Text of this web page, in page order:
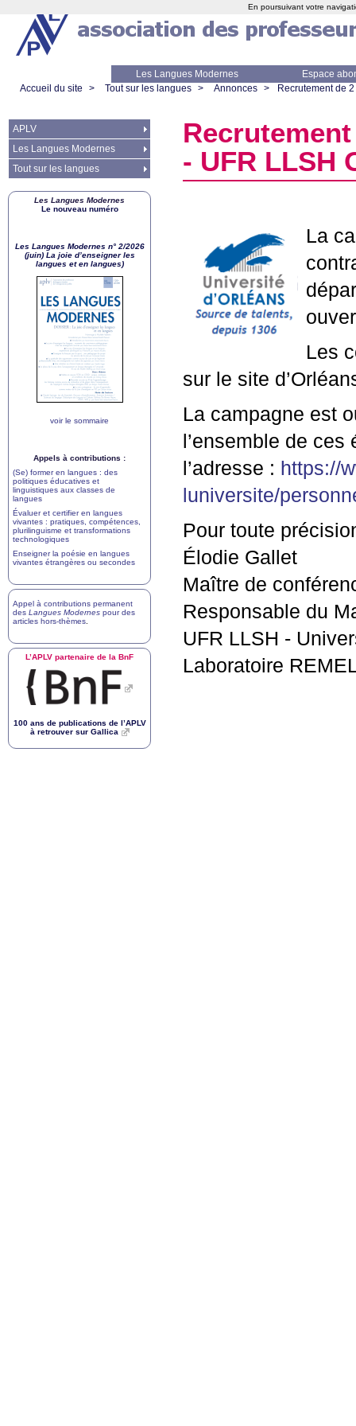
Les Langues Modernes
Espace
Accueil du site
> Tout sur les langues > Annonces > Recrutement de
- UFR LLSH
La
Les
sur le site
La campagne est
l’ensemble de
l’adresse : https://
luniversite/
Pour toute
Élodie Gallet
Maître de
Responsable du
UFR LLSH -
Laboratoire
APLV
Les Langues Modernes
Tout sur les langues
Les Langues Modernes
Le nouveau numéro
Les Langues Modernes n° 2/2026
(juin) La joie d’enseigner les
langues et en langues)
voir le sommaire
Appels à contributions :
(Se) former en langues : des
politiques éducatives et
linguistiques aux classes de
langues
Évaluer et certifier en langues
vivantes : pratiques, compétences,
plurilinguisme et transformations
technologiques
Enseigner la poésie en langues
vivantes étrangères ou secondes
Appel à contributions permanent
des Langues Modernes pour des
articles hors-thèmes
L’APLV partenaire de la BnF
100 ans de publications de l’APLV
à retrouver sur Gallica
En poursuivant votre